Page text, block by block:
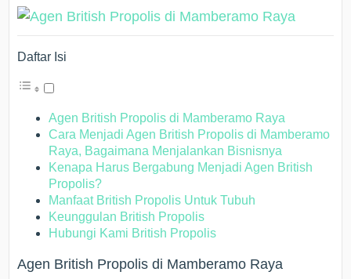
Daftar Isi
Agen British Propolis di Mamberamo Raya
Cara Menjadi Agen British Propolis di Mamberamo
Raya, Bagaimana Menjalankan Bisnisnya
Kenapa Harus Bergabung Menjadi Agen British
Propolis?
Manfaat British Propolis Untuk Tubuh
Keunggulan British Propolis
Hubungi Kami British Propolis
Agen British Propolis di Mamberamo Raya